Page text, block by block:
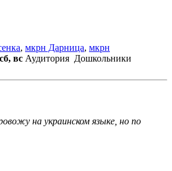
, мкрн Дарница, мкрн
вс Аудитория Дошкольники
на украинском языке, но по